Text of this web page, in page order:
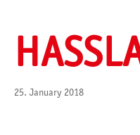
25. January 2018